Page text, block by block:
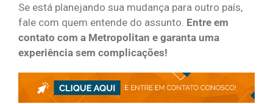
Se está planejando sua mudança para outro país,
fale com quem entende do assunto. Entre em
contato com a Metropolitan e garanta uma
experiência sem complicações!